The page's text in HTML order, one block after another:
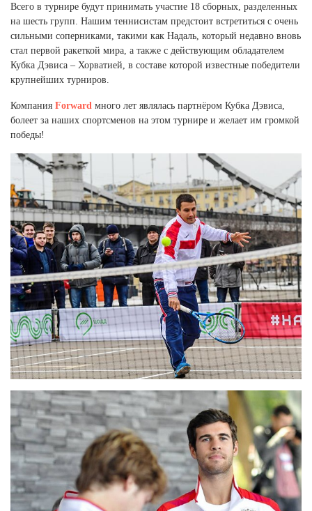
Всего в турнире будут принимать участие 18 сборных, разделенных
на шесть групп. Нашим теннисистам предстоит встретиться с очень
сильными соперниками, такими как Надаль, который недавно вновь
стал первой ракеткой мира, а также с действующим обладателем
Кубка Дэвиса – Хорватией, в составе которой известные победители
крупнейших турниров.
Компания Forward много лет являлась партнёром Кубка Дэвиса,
болеет за наших спортсменов на этом турнире и желает им громкой
победы!